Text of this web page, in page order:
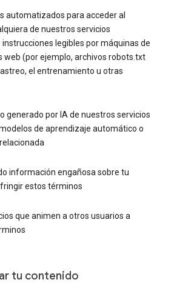
automatizados para acceder al
de nuestros servicios
legibles por máquinas de
web (por ejemplo, archivos robots.txt
el entrenamiento u otras
generado por IA de nuestros servicios
de aprendizaje automático o
información engañosa sobre tu
estos términos
que animen a otros usuarios a
tu contenido